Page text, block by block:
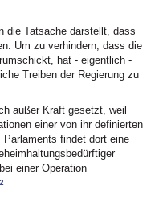
die Tatsache darstellt, dass
Um zu verhindern, dass die
hat - eigentlich -
Treiben der Regierung zu
außer Kraft gesetzt, weil
einer von ihr definierten
findet dort eine
einer Operation